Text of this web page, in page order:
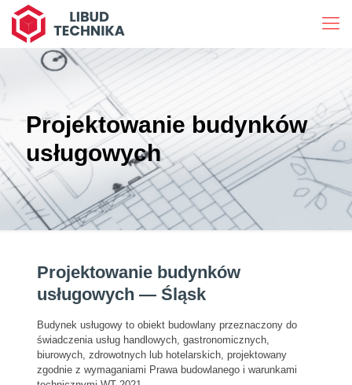
Projektowanie budynków
usługowych
Projektowanie budynków
usługowych — Śląsk
Budynek usługowy to obiekt budowlany przeznaczony do
świadczenia usług handlowych, gastronomicznych,
biurowych, zdrowotnych lub hotelarskich, projektowany
zgodnie z wymaganiami Prawa budowlanego i warunkami